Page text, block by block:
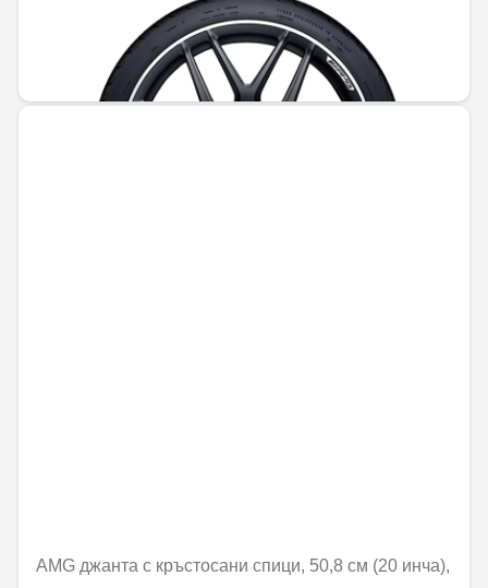
Не е налично онлайн
2498,82 € / 4887,27 лв.
AMG джанта с кръстосани спици, 50,8 см (20 инча),